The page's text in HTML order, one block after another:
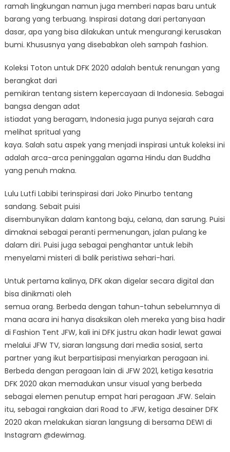
ramah lingkungan namun juga memberi napas baru untuk
barang yang terbuang. Inspirasi datang dari pertanyaan
dasar, apa yang bisa dilakukan untuk mengurangi kerusakan
bumi. Khususnya yang disebabkan oleh sampah fashion.
Koleksi Toton untuk DFK 2020 adalah bentuk renungan yang
berangkat dari
pemikiran tentang sistem kepercayaan di Indonesia. Sebagai
bangsa dengan adat
istiadat yang beragam, Indonesia juga punya sejarah cara
melihat spritual yang
kaya. Salah satu aspek yang menjadi inspirasi untuk koleksi ini
adalah arca-arca peninggalan agama Hindu dan Buddha
yang penuh makna.
Lulu Lutfi Labibi terinspirasi dari Joko Pinurbo tentang
sandang. Sebait puisi
disembunyikan dalam kantong baju, celana, dan sarung. Puisi
dimaknai sebagai peranti permenungan, jalan pulang ke
dalam diri. Puisi juga sebagai penghantar untuk lebih
menyelami misteri di balik peristiwa sehari-hari.
Untuk pertama kalinya, DFK akan digelar secara digital dan
bisa dinikmati oleh
semua orang. Berbeda dengan tahun-tahun sebelumnya di
mana acara ini hanya disaksikan oleh mereka yang bisa hadir
di Fashion Tent JFW, kali ini DFK justru akan hadir lewat gawai
melalui JFW TV, siaran langsung dari media sosial, serta
partner yang ikut berpartisipasi menyiarkan peragaan ini.
Berbeda dengan peragaan lain di JFW 2021, ketiga kesatria
DFK 2020 akan memadukan unsur visual yang berbeda
sebagai elemen penutup empat hari peragaan JFW. Selain
itu, sebagai rangkaian dari Road to JFW, ketiga desainer DFK
2020 akan melakukan siaran langsung di bersama DEWI di
Instagram @dewimag.